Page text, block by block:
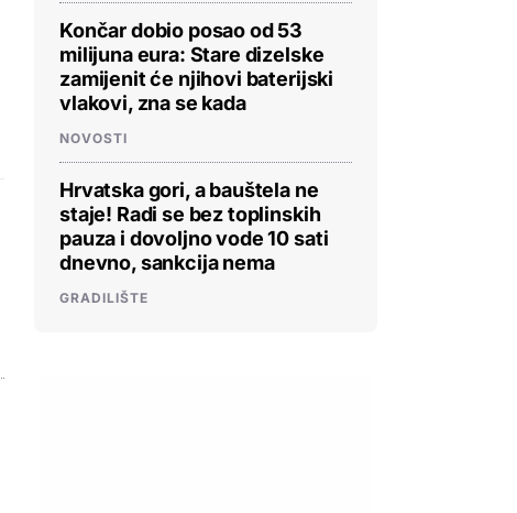
Končar dobio posao od 53
milijuna eura: Stare dizelske
zamijenit će njihovi baterijski
vlakovi, zna se kada
NOVOSTI
Hrvatska gori, a bauštela ne
staje! Radi se bez toplinskih
pauza i dovoljno vode 10 sati
dnevno, sankcija nema
GRADILIŠTE